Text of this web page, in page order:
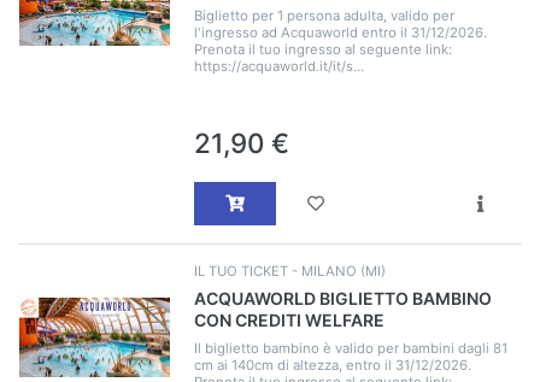
Biglietto per 1 persona adulta, valido per
l'ingresso ad Acquaworld entro il 31/12/2026.
Prenota il tuo ingresso al seguente link:
https://acquaworld.it/it/s...
21,90 €
IL TUO TICKET - MILANO (MI)
ACQUAWORLD BIGLIETTO BAMBINO
CON CREDITI WELFARE
Il biglietto bambino è valido per bambini dagli 81
cm ai 140cm di altezza, entro il 31/12/2026.